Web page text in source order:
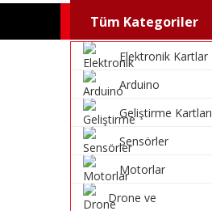
Tüm Kategoriler
Elektronik Kartlar
Arduino
Geliştirme Kartları
Sensörler
Motorlar
Drone ve